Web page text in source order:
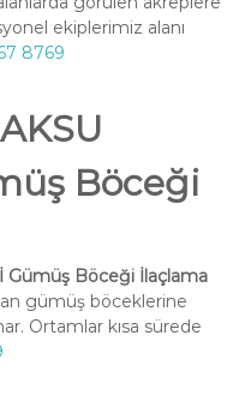
ekiplerimiz alanı
8769
Böceği
Gümüş Böceği İlaçlama
gümüş böceklerine
Ortamlar kısa sürede